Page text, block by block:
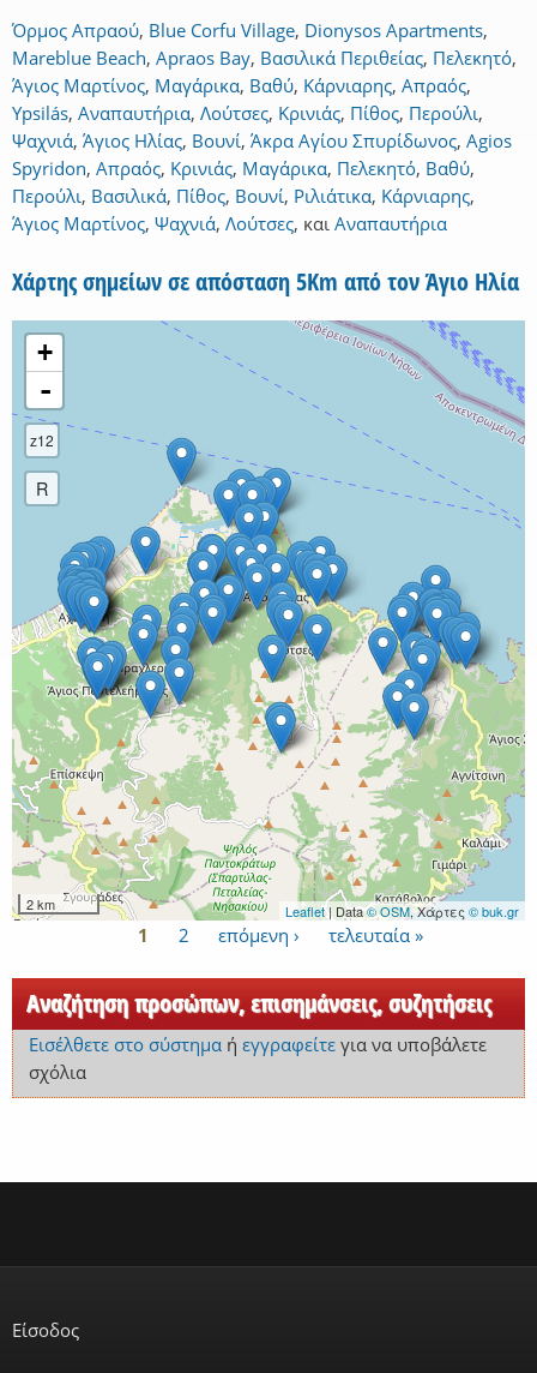
Όρμος Απραού, Blue Corfu Village, Dionysos Apartments,
Mareblue Beach, Apraos Bay, Βασιλικά Περιθείας, Πελεκητό,
Άγιος Μαρτίνος, Μαγάρικα, Βαθύ, Κάρνιαρης, Απραός,
Ypsilás, Αναπαυτήρια, Λούτσες, Κρινιάς, Πίθος, Περούλι,
Ψαχνιά, Άγιος Ηλίας, Βουνί, Άκρα Αγίου Σπυρίδωνος, Agios
Spyridon, Απραός, Κρινιάς, Μαγάρικα, Πελεκητό, Βαθύ,
Περούλι, Βασιλικά, Πίθος, Βουνί, Ριλιάτικα, Κάρνιαρης,
Άγιος Μαρτίνος, Ψαχνιά, Λούτσες, και Αναπαυτήρια
Χάρτης σημείων σε απόσταση 5Km από τον Άγιο Ηλία
+
-
z12
R
2 km Leaflet| Data© OSM, Χάρτες © buk.gr
1 2 επόμενη › τελευταία »
Αναζήτηση προσώπων, επισημάνσεις, συζητήσεις
Εισέλθετε στο σύστημαή εγγραφείτεγια να υποβάλετε
σχόλια
Είσοδος